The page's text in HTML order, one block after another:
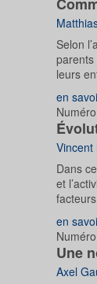
Selon
parents
leurs
en
Vincent
Dans
et
en
Une
Axel